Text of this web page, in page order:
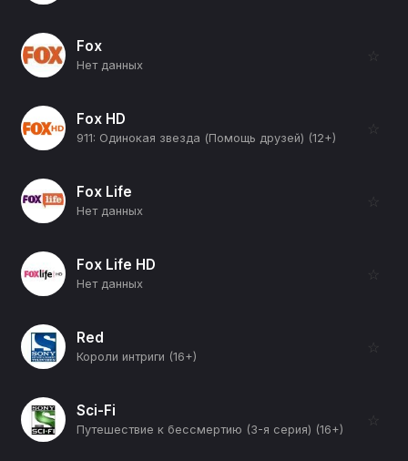
Fox
Нет данных
☆
Fox HD
911: Одинокая звезда (Помощь друзей) (12+)
☆
Fox Life
Нет данных
☆
Fox Life HD
Нет данных
☆
Red
Короли интриги (16+)
☆
Sci-Fi
Путешествие к бессмертию (3-я серия) (16+)
☆